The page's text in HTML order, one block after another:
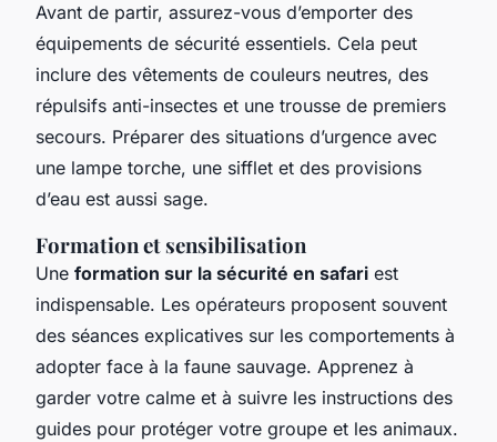
Avant de partir, assurez-vous d’emporter des
équipements de sécurité essentiels. Cela peut
inclure des vêtements de couleurs neutres, des
répulsifs anti-insectes et une trousse de premiers
secours. Préparer des situations d’urgence avec
une lampe torche, une sifflet et des provisions
d’eau est aussi sage.
Formation et sensibilisation
Une formation sur la sécurité en safari est
indispensable. Les opérateurs proposent souvent
des séances explicatives sur les comportements à
adopter face à la faune sauvage. Apprenez à
garder votre calme et à suivre les instructions des
guides pour protéger votre groupe et les animaux.